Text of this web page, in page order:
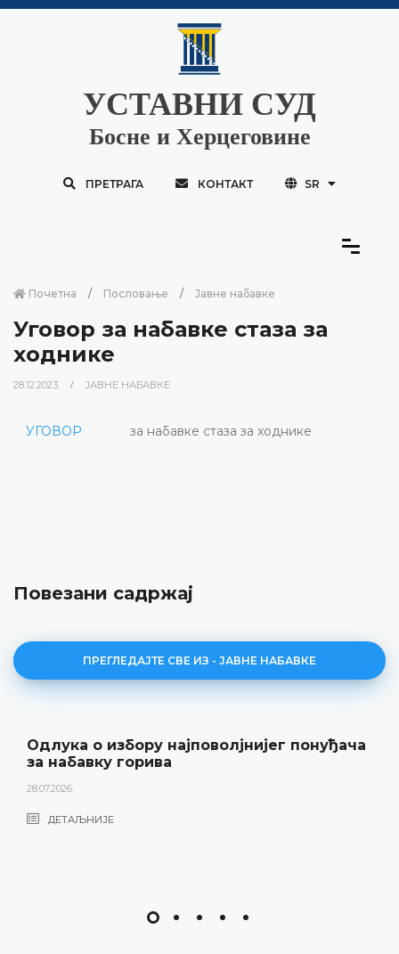
УСТАВНИ СУД
Босне и Херцеговине
ПРЕТРАГА КОНТАКТ SR
Почетна Пословање Јавне набавке
Уговор за набавке стаза за
ходнике
28.12.2023. ЈАВНЕ НАБАВКЕ
УГОВОР за набавке стаза за ходнике
Повезани садржај
ПРЕГЛЕДАЈТЕ СВЕ ИЗ - ЈАВНЕ НАБАВКЕ
Одлука о избору најповолјнијег понуђача
за набавку горива
28.07.2026.
ДЕТАЉНИЈЕ